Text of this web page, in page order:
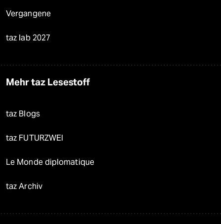
Vergangene
taz lab 2027
Mehr taz Lesestoff
taz Blogs
taz FUTURZWEI
Le Monde diplomatique
taz Archiv